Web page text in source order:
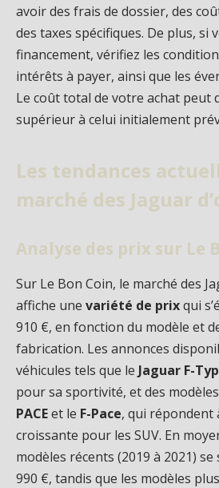
avoir des frais de dossier, des
des taxes spécifiques. De plus, si
financement, vérifiez les
intérêts à payer, ainsi que les
Le coût total de votre achat peut
supérieur à celui initialement
Les tendances
marché des Jaguar
Analyse des prix sur Le
Sur Le Bon Coin, le marché des
affiche une variété de prixqui
910 €, en fonction du modèle et
fabrication. Les annonces
véhicules tels que le Jaguar F-
pour sa sportivité, et des
PACEet le F-Pace, qui répondent
croissante pour les SUV. En
modèles récents (2019 à 2021)
990 €, tandis que les modèles